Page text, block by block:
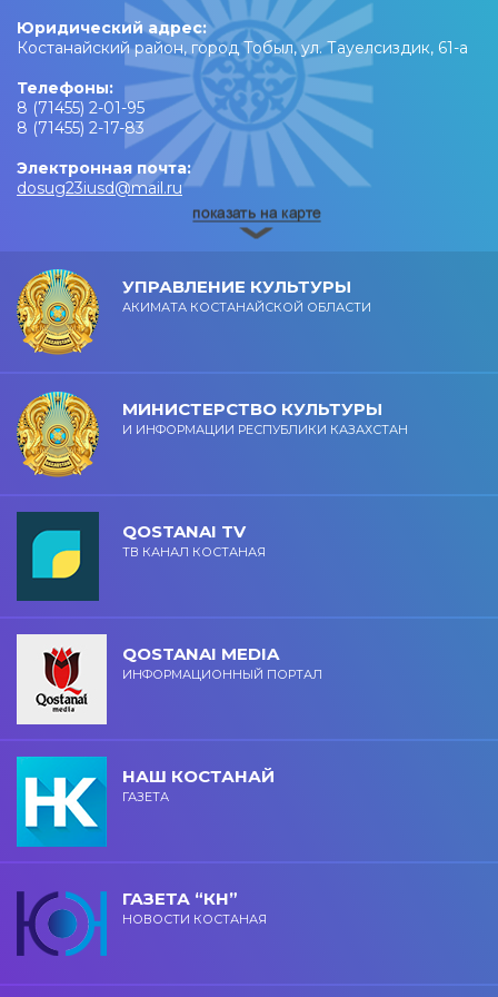
Юридический адрес:
Костанайский район, город Тобыл, ул. Тауелсиздик, 61-а
Телефоны:
8 (71455) 2-01-95
8 (71455) 2-17-83
Электронная почта:
dosug23iusd@mail.ru
УПРАВЛЕНИЕ КУЛЬТУРЫ
АКИМАТА КОСТАНАЙСКОЙ ОБЛАСТИ
МИНИСТЕРСТВО КУЛЬТУРЫ
И ИНФОРМАЦИИ РЕСПУБЛИКИ КАЗАХСТАН
QOSTANAI TV
ТВ КАНАЛ КОСТАНАЯ
QOSTANAI MEDIA
ИНФОРМАЦИОННЫЙ ПОРТАЛ
НАШ КОСТАНАЙ
ГАЗЕТА
ГАЗЕТА “КН”
НОВОСТИ КОСТАНАЯ